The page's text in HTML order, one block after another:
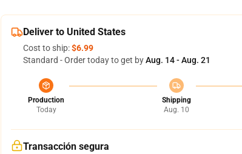
Deliver to United States
Cost to ship:$6.99
Standard - Order today to get byAug. 14 - Aug. 21
Production
Today
Shipping
Aug. 10
Transacción segura